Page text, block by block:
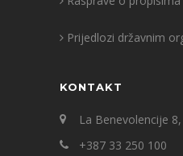
Prijedlozi državnim
KONTAKT
La Benevolencije
+387 33 250 100